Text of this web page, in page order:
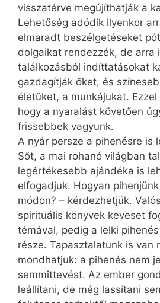
visszatérve megújíthatják a
Lehetőség adódik ilyenkor
elmaradt beszélgetéseket
dolgaikat rendezzék, de arra
találkozásból indíttatásokat
gazdagítják őket, és
életüket, a munkájukat.
hogy a nyaralást követően
frissebbek vagyunk.
A nyár persze a pihenésre is
Sőt, a mai rohanó világban
legértékesebb ajándéka is
elfogadjuk. Hogyan
módon? – kérdezhetjük.
spirituális könyvek keveset
témával, pedig a lelki
része. Tapasztalatunk is van
mondhatjuk: a pihenés nem
semmittevést. Az ember
leállítani, de még lassítani